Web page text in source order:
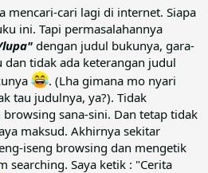
mencari-cari lagi di internet. Siapa
ini. Tapi permasalahannya
dengan judul bukunya, gara-
tidak ada keterangan judul
. (Lha gimana mo nyari
tau judulnya, ya?). Tidak
sana-sini. Dan tetap tidak
maksud. Akhirnya sekitar
iseng browsing dan mengetik
searching. Saya ketik : "Cerita